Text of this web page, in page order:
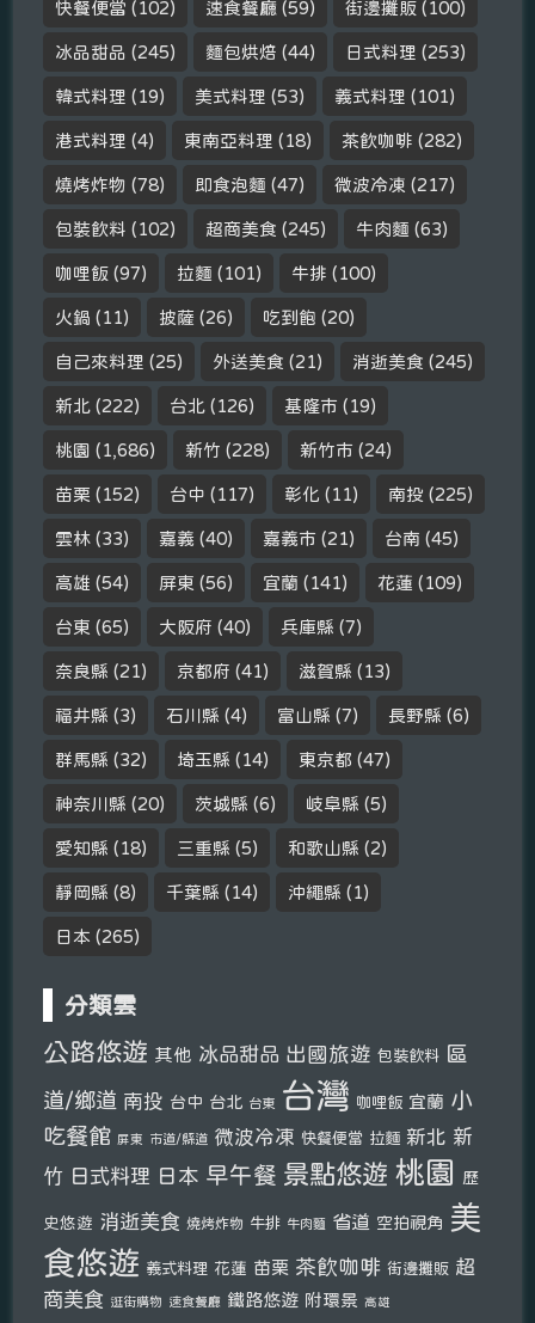
快餐便當 (102) 速食餐廳 (59) 街邊攤販 (100)
冰品甜品 (245) 麵包烘焙 (44) 日式料理 (253)
韓式料理 (19) 美式料理 (53) 義式料理 (101)
港式料理 (4) 東南亞料理 (18) 茶飲咖啡 (282)
燒烤炸物 (78) 即食泡麵 (47) 微波冷凍 (217)
包裝飲料 (102) 超商美食 (245) 牛肉麵 (63)
咖哩飯 (97) 拉麵 (101) 牛排 (100)
火鍋 (11) 披薩 (26) 吃到飽 (20)
自己來料理 (25) 外送美食 (21) 消逝美食 (245)
新北 (222) 台北 (126) 基隆市 (19)
桃園 (1,686) 新竹 (228) 新竹市 (24)
苗栗 (152) 台中 (117) 彰化 (11) 南投 (225)
雲林 (33) 嘉義 (40) 嘉義市 (21) 台南 (45)
高雄 (54) 屏東 (56) 宜蘭 (141) 花蓮 (109)
台東 (65) 大阪府 (40) 兵庫縣 (7)
奈良縣 (21) 京都府 (41) 滋賀縣 (13)
福井縣 (3) 石川縣 (4) 富山縣 (7) 長野縣 (6)
群馬縣 (32) 埼玉縣 (14) 東京都 (47)
神奈川縣 (20) 茨城縣 (6) 岐阜縣 (5)
愛知縣 (18) 三重縣 (5) 和歌山縣 (2)
靜岡縣 (8) 千葉縣 (14) 沖繩縣 (1)
日本 (265)
分類雲
公路悠遊 其他 冰品甜品 出國旅遊 包裝飲料 區
道/鄉道 南投 台中 台北 台東 台灣 咖哩飯 宜蘭 小
吃餐館 屏東 市道/縣道 微波冷凍 快餐便當 拉麵 新北 新
竹 日式料理 日本 早午餐 景點悠遊 桃園 歷
史悠遊 消逝美食 燒烤炸物 牛排 牛肉麵 省道 空拍視角 美
食悠遊 義式料理 花蓮 苗栗 茶飲咖啡 街邊攤販 超
商美食
逛街購物 速食餐廳 鐵路悠遊 附環景 高雄